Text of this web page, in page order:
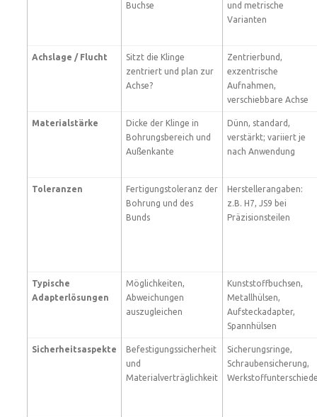
Buchse
und metrische
Varianten
Achslage / Flucht
Sitzt die Klinge
zentriert und plan zur
Achse?
Zentrierbund,
exzentrische
Aufnahmen,
verschiebbare Achse
Materialstärke
Dicke der Klinge in
Bohrungsbereich und
Außenkante
Dünn, standard,
verstärkt; variiert je
nach Anwendung
Toleranzen
Fertigungstoleranz der
Bohrung und des
Bunds
Herstellerangaben:
z.B. H7, JS9 bei
Präzisionsteilen
Typische
Adapterlösungen
Möglichkeiten,
Abweichungen
auszugleichen
Kunststoffbuchsen,
Metallhülsen,
Aufsteckadapter,
Spannhülsen
Sicherheitsaspekte
Befestigungssicherheit
und
Materialverträglichkeit
Sicherungsringe,
Schraubensicherung,